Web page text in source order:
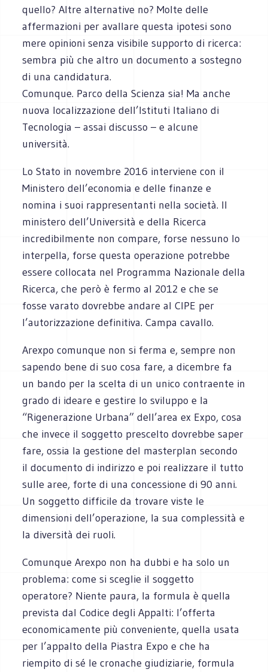
quello? Altre alternative no? Molte delle
affermazioni per avallare questa ipotesi sono
mere opinioni senza visibile supporto di ricerca:
sembra più che altro un documento a sostegno
di una candidatura.
Comunque. Parco della Scienza sia! Ma anche
nuova localizzazione dell’Istituti Italiano di
Tecnologia – assai discusso – e alcune
università.
Lo Stato in novembre 2016 interviene con il
Ministero dell’economia e delle finanze e
nomina i suoi rappresentanti nella società. Il
ministero dell’Università e della Ricerca
incredibilmente non compare, forse nessuno lo
interpella, forse questa operazione potrebbe
essere collocata nel Programma Nazionale della
Ricerca, che però è fermo al 2012 e che se
fosse varato dovrebbe andare al CIPE per
l’autorizzazione definitiva. Campa cavallo.
Arexpo comunque non si ferma e, sempre non
sapendo bene di suo cosa fare, a dicembre fa
un bando per la scelta di un unico contraente in
grado di ideare e gestire lo sviluppo e la
“Rigenerazione Urbana” dell’area ex Expo, cosa
che invece il soggetto prescelto dovrebbe saper
fare, ossia la gestione del masterplan secondo
il documento di indirizzo e poi realizzare il tutto
sulle aree, forte di una concessione di 90 anni.
Un soggetto difficile da trovare viste le
dimensioni dell’operazione, la sua complessità e
la diversità dei ruoli.
Comunque Arexpo non ha dubbi e ha solo un
problema: come si sceglie il soggetto
operatore? Niente paura, la formula è quella
prevista dal Codice degli Appalti: l’offerta
economicamente più conveniente, quella usata
per l’appalto della Piastra Expo e che ha
riempito di sé le cronache giudiziarie, formula